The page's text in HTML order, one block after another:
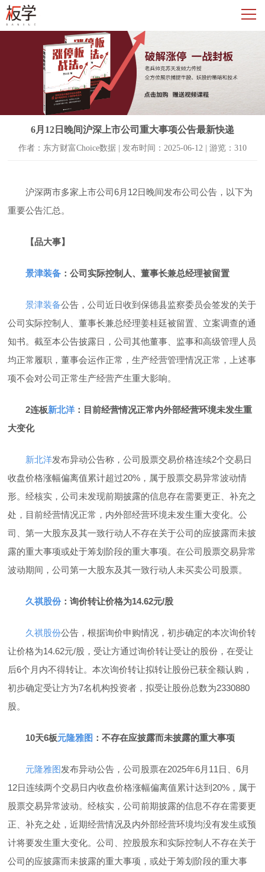
6月12日晚间沪深上市公司重大事项公告最新快递
作者：东方财富Choice数据 | 发布时间：2025-06-12 | 游览：310
沪深两市多家上市公司6月12日晚间发布公司公告，以下为
重要公告汇总。
【品大事】
景津装备 ：公司实际控制人、董事长兼总经理被留置
景津装备公告，公司近日收到保德县监察委员会签发的关于
公司实际控制人、董事长兼总经理姜桂廷被留置、立案调查的通
知书。截至本公告披露日，公司其他董事、监事和高级管理人员
均正常履职，董事会运作正常，生产经营管理情况正常，上述事
项不会对公司正常生产经营产生重大影响。
2连板新北洋 ：目前经营情况正常内外部经营环境未发生重
大变化
新北洋发布异动公告称，公司股票交易价格连续2个交易日
收盘价格涨幅偏离值累计超过20%，属于股票交易异常波动情
形。经核实，公司未发现前期披露的信息存在需要更正、补充之
处，目前经营情况正常，内外部经营环境未发生重大变化。公
司、第一大股东及其一致行动人不存在关于公司的应披露而未披
露的重大事项或处于筹划阶段的重大事项。在公司股票交易异常
波动期间，公司第一大股东及其一致行动人未买卖公司股票。
久祺股份：询价转让价格为14.62元/股
久祺股份公告，根据询价申购情况，初步确定的本次询价转
让价格为14.62元/股，受让方通过询价转让受让的股份，在受让
后6个月内不得转让。本次询价转让拟转让股份已获全额认购，
初步确定受让方为7名机构投资者，拟受让股份总数为2330880
股。
10天6板元隆雅图 ：不存在应披露而未披露的重大事项
元隆雅图发布异动公告，公司股票在2025年6月11日、6月
12日连续两个交易日内收盘价格涨幅偏离值累计达到20%，属于
股票交易异常波动。经核实，公司前期披露的信息不存在需要更
正、补充之处，近期经营情况及内外部经营环境均没有发生或预
计将要发生重大变化。公司、控股股东和实际控制人不存在关于
公司的应披露而未披露的重大事项，或处于筹划阶段的重大事